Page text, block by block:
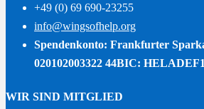
+49 (0) 69 690-23255
info@wingsofhelp.org
Spendenkonto: Frankfurter
020102003322 44BIC:
WIR SIND MITGLIED